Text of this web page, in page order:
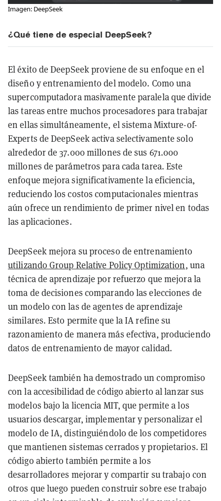
Imagen: DeepSeek
¿Qué tiene de especial DeepSeek?
El éxito de DeepSeek proviene de su enfoque en el
diseño y entrenamiento del modelo. Como una
supercomputadora masivamente paralela que divide
las tareas entre muchos procesadores para trabajar
en ellas simultáneamente, el sistema Mixture-of-
Experts de DeepSeek activa selectivamente solo
alrededor de 37.000 millones de sus 671.000
millones de parámetros para cada tarea. Este
enfoque mejora significativamente la eficiencia,
reduciendo los costos computacionales mientras
aún ofrece un rendimiento de primer nivel en todas
las aplicaciones.
DeepSeek mejora su proceso de entrenamiento
utilizando Group Relative Policy Optimization, una
técnica de aprendizaje por refuerzo que mejora la
toma de decisiones comparando las elecciones de
un modelo con las de agentes de aprendizaje
similares. Esto permite que la IA refine su
razonamiento de manera más efectiva, produciendo
datos de entrenamiento de mayor calidad.
DeepSeek también ha demostrado un compromiso
con la accesibilidad de código abierto al lanzar sus
modelos bajo la licencia MIT, que permite a los
usuarios descargar, implementar y personalizar el
modelo de IA, distinguiéndolo de los competidores
que mantienen sistemas cerrados y propietarios. El
código abierto también permite a los
desarrolladores mejorar y compartir su trabajo con
otros que luego pueden construir sobre ese trabajo